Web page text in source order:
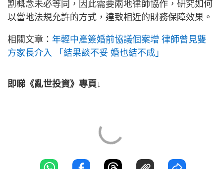
割概念未必等同，因此需要兩地律師協作，研究如何
以當地法規允許的方式，達致相近的財務保障效果。
相關文章： 年輕中產簽婚前協議個案增 律師曾見雙
方家長介入 「結果談不妥 婚也結不成」
即睇《亂世投資》專頁↓